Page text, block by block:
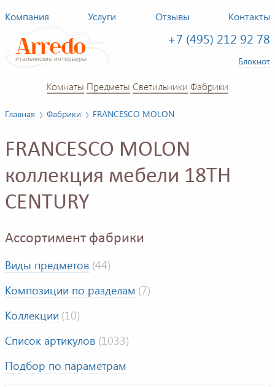
Компания Услуги Отзывы Контакты
+7 (495) 212 92 78
Блокнот
Комнаты Предметы Светильники Фабрики
Главная Фабрики FRANCESCO MOLON
FRANCESCO MOLON
коллекция мебели 18TH
CENTURY
Ассортимент фабрики
Виды предметов (44)
Композиции по разделам (7)
Коллекции (10)
Список артикулов (1033)
Подбор по параметрам